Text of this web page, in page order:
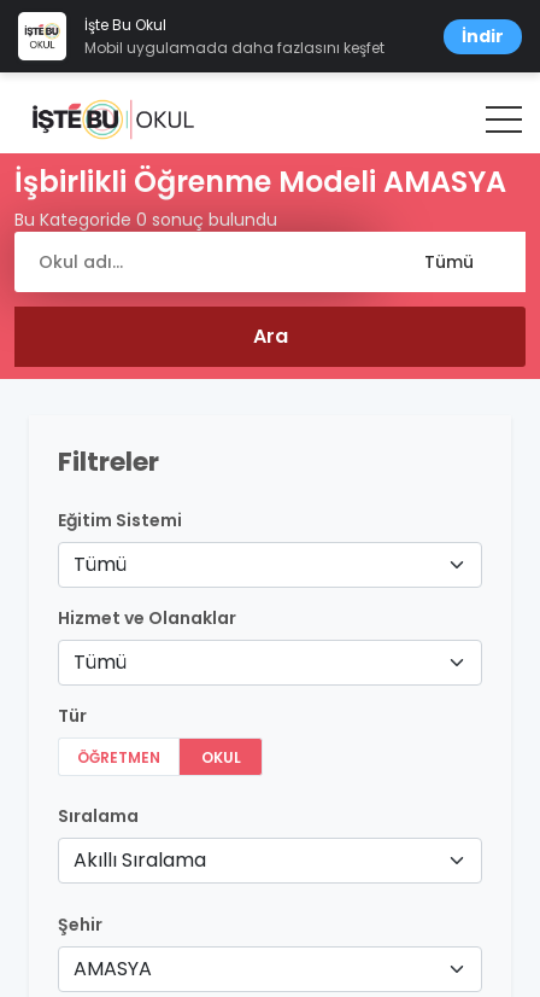
İşte Bu Okul
Mobil uygulamada daha fazlasını keşfet
İndir
İşbirlikli Öğrenme Modeli AMASYA
Bu Kategoride 0 sonuç bulundu
Filtreler
Eğitim Sistemi
Tümü
Hizmet ve Olanaklar
Tümü
Tür
ÖĞRETMEN OKUL
Sıralama
Akıllı Sıralama
Şehir
AMASYA